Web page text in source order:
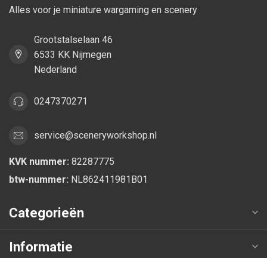
Alles voor je miniature wargaming en scenery
Grootstalselaan 46
6533 KK Nijmegen
Nederland
0247370271
service@sceneryworkshop.nl
KVK nummer: 82287775
btw-nummer: NL862411981B01
Categorieën
Informatie